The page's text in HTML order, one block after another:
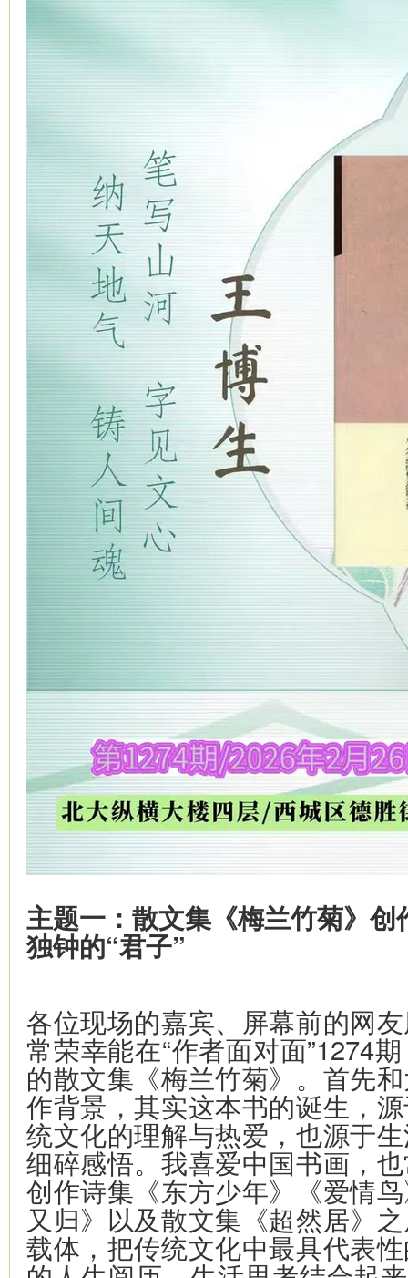
主题一：散文集《梅兰竹菊》
独钟的“君子”
各位现场的嘉宾、屏幕前的网
常荣幸能在“作者面对面”1274
的散文集《梅兰竹菊》。首先
作背景，其实这本书的诞生，
统文化的理解与热爱，也源于
细碎感悟。我喜爱中国书画，
创作诗集《东方少年》《爱情
又归》以及散文集《超然居》
载体，把传统文化中最具代表